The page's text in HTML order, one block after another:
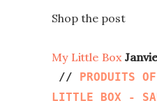
Shop the post
My Little Box
// PRODUITS
LITTLE BOX -